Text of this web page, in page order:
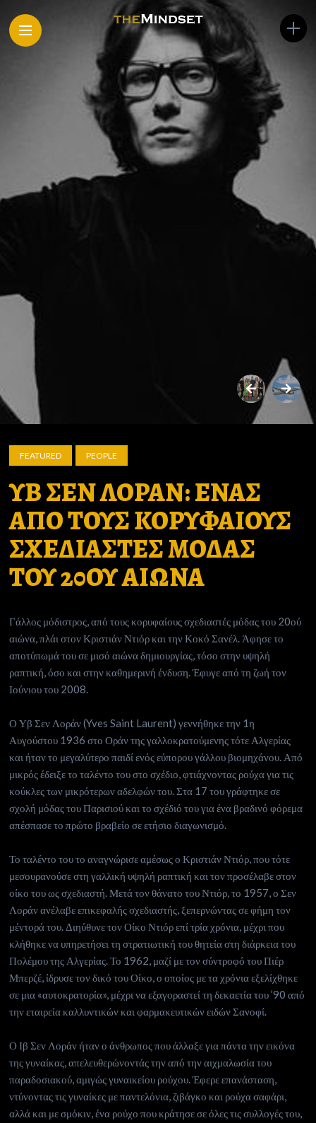
FEATURED PEOPLE
ΥΒ ΣΕΝ ΛΟΡΑΝ: ΕΝΑΣ
ΑΠΟ ΤΟΥΣ ΚΟΡΥΦΑΙΟΥΣ
ΣΧΕΔΙΑΣΤΕΣ ΜΟΔΑΣ
ΤΟΥ 20ΟΥ ΑΙΩΝΑ
Γάλλος μόδιστρος, από τους κορυφαίους σχεδιαστές μόδας του 20ού
αιώνα, πλάι στον Κριστιάν Ντιόρ και την Κοκό Σανέλ. Άφησε το
αποτύπωμά του σε μισό αιώνα δημιουργίας, τόσο στην υψηλή
ραπτική, όσο και στην καθημερινή ένδυση. Έφυγε από τη ζωή τον
Ιούνιου του 2008.
Ο Υβ Σεν Λοράν (Yves Saint Laurent) γεννήθηκε την 1η
Αυγούστου 1936 στο Οράν της γαλλοκρατούμενης τότε Αλγερίας
και ήταν το μεγαλύτερο παιδί ενός εύπορου γάλλου βιομηχάνου. Από
μικρός έδειξε το ταλέντο του στο σχέδιο, φτιάχνοντας ρούχα για τις
κούκλες των μικρότερων αδελφών του. Στα 17 του γράφτηκε σε
σχολή μόδας του Παρισιού και το σχέδιό του για ένα βραδινό φόρεμα
απέσπασε το πρώτο βραβείο σε ετήσιο διαγωνισμό.
Το ταλέντο του το αναγνώρισε αμέσως ο Κριστιάν Ντιόρ, που τότε
μεσουρανούσε στη γαλλική υψηλή ραπτική και τον προσέλαβε στον
οίκο του ως σχεδιαστή. Μετά τον θάνατο του Ντιόρ, το 1957, ο Σεν
Λοράν ανέλαβε επικεφαλής σχεδιαστής, ξεπερνώντας σε φήμη τον
μέντορά του. Διηύθυνε τον Οίκο Ντιόρ επί τρία χρόνια, μέχρι που
κλήθηκε να υπηρετήσει τη στρατιωτική του θητεία στη διάρκεια του
Πολέμου της Αλγερίας. Το 1962, μαζί με τον σύντροφό του Πιέρ
Μπερζέ, ίδρυσε τον δικό του Οίκο, ο οποίος με τα χρόνια εξελίχθηκε
σε μια «αυτοκρατορία», μέχρι να εξαγοραστεί τη δεκαετία του ’90 από
την εταιρεία καλλυντικών και φαρμακευτικών ειδών Σανοφί.
Ο Ιβ Σεν Λοράν ήταν ο άνθρωπος που άλλαξε για πάντα την εικόνα
της γυναίκας, απελευθερώνοντάς την από την αιχμαλωσία του
παραδοσιακού, αμιγώς γυναικείου ρούχου. Έφερε επανάσταση,
ντύνοντας τις γυναίκες με παντελόνια, ζιβάγκο και ρούχα σαφάρι,
αλλά και με σμόκιν, ένα ρούχο που κράτησε σε όλες τις συλλογές του,